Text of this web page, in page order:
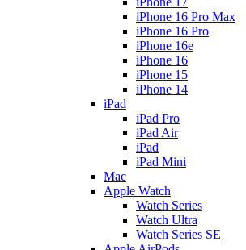
iPhone 16 Pro Max
iPhone 16 Pro
iPhone 16e
iPhone 16
iPhone 15
iPhone 14
iPad
iPad Pro
iPad Air
iPad
iPad Mini
Mac
Apple Watch
Watch Series
Watch Ultra
Watch Series SE